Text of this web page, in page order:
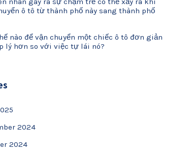
ô tô từ thành phố này sang thành phố
nào để vận chuyển một chiếc ô tô đơn giản
lý hơn so với việc tự lái nó?
2024
2024